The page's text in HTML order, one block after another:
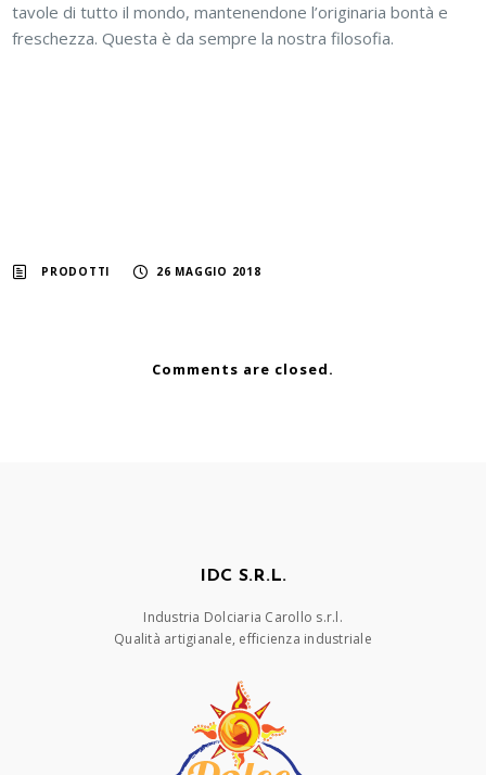
tavole di tutto il mondo, mantenendone l’originaria bontà e
freschezza. Questa è da sempre la nostra filosofia.
PRODOTTI 26 MAGGIO 2018
Comments are closed.
IDC S.R.L.
Industria Dolciaria Carollo s.r.l.
Qualità artigianale, efficienza industriale